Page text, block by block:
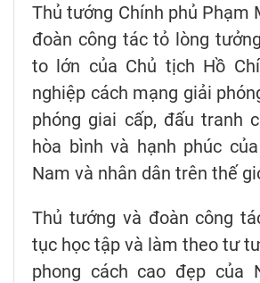
Thủ tướng Chính phủ Phạm
đoàn công tác tỏ lòng
to lớn của Chủ tịch Hồ
nghiệp cách mạng giải
phóng giai cấp, đấu tranh
hòa bình và hạnh phúc
Nam và nhân dân trên thế
Thủ tướng và đoàn công
tục học tập và làm theo tư
phong cách cao đẹp của